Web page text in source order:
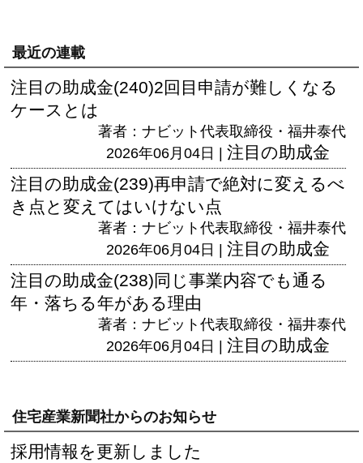
最近の連載
注目の助成金(240)2回目申請が難しくなる
ケースとは
著者：ナビット代表取締役・福井泰代
2026年06月04日 | 注目の助成金
注目の助成金(239)再申請で絶対に変えるべ
き点と変えてはいけない点
著者：ナビット代表取締役・福井泰代
2026年06月04日 | 注目の助成金
注目の助成金(238)同じ事業内容でも通る
年・落ちる年がある理由
著者：ナビット代表取締役・福井泰代
2026年06月04日 | 注目の助成金
住宅産業新聞社からのお知らせ
採用情報を更新しました